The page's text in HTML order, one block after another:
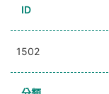
ID
1502